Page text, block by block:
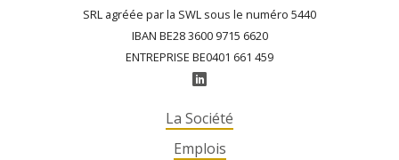
SRL agréée par la SWL sous le numéro 5440
IBAN BE28 3600 9715 6620
ENTREPRISE BE0401 661 459
La Société
Emplois